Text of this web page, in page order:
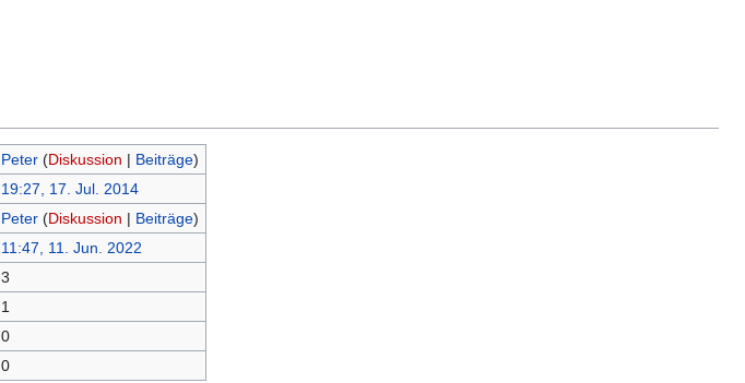
Peter (Diskussion | Beiträge)
19:27, 17. Jul. 2014
Peter (Diskussion | Beiträge)
11:47, 11. Jun. 2022
3
1
0
0